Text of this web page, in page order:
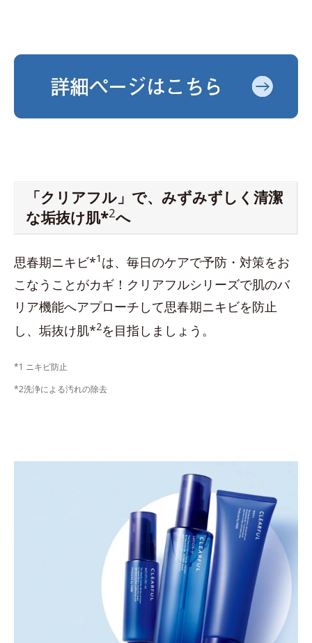
「クリアフル」で、みずみずしく清潔
な垢抜け肌*2へ
思春期ニキビ*1 は、毎日のケアで予防・対策をお
こなうことがカギ！クリアフルシリーズで肌のバ
リア機能へアプローチして思春期ニキビを防止
し、垢抜け肌*2を目指しましょう。
*1 ニキビ防止
*2洗浄による汚れの除去